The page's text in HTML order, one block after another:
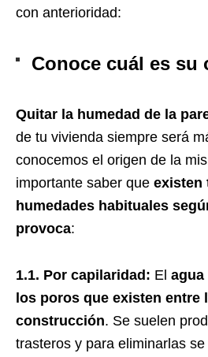
con anterioridad:
Conoce cuál es su
Quitar la humedad de la
de tu vivienda siempre será
conocemos el origen de la
importante saber que existen
humedades habituales
provoca:
1.1. Por capilaridad: El agua
los poros que existen entre
construcción. Se suelen
trasteros y para eliminarlas